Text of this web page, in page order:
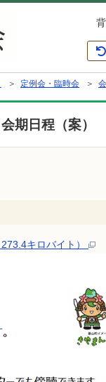
＞ 定例会・臨時会 ＞
期日程（案）
キロバイト）